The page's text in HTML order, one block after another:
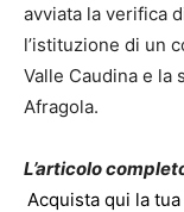
avviata la verifica
l’istituzione di un
Valle Caudina e la
Afragola.
L’articolo
Acquista qui la